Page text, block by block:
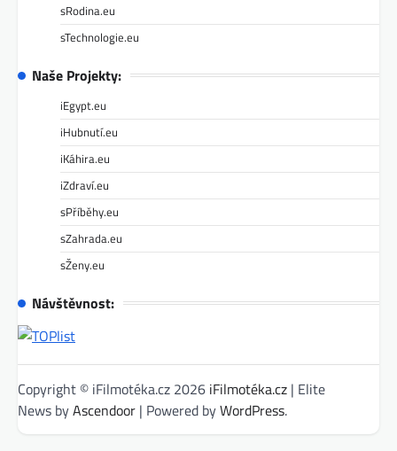
sRodina.eu
sTechnologie.eu
Naše Projekty:
iEgypt.eu
iHubnutí.eu
iKáhira.eu
iZdraví.eu
sPříběhy.eu
sZahrada.eu
sŽeny.eu
Návštěvnost:
Copyright © iFilmotéka.cz 2026 iFilmotéka.cz | Elite
News byAscendoor | Powered byWordPress.